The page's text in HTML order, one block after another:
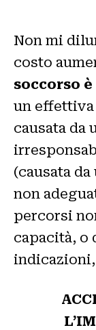
Non mi
costo
soccorso
un
causata da
(causata
non
percorsi
capacità, o